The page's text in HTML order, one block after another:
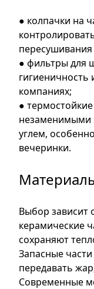
● колпачки на
● фильтры для
гигиеничность
компаниях;
●
незаменимыми
углем,
вечеринки.
Выбор зависит
керамические
сохраняют
Запасные
передавать
Современные